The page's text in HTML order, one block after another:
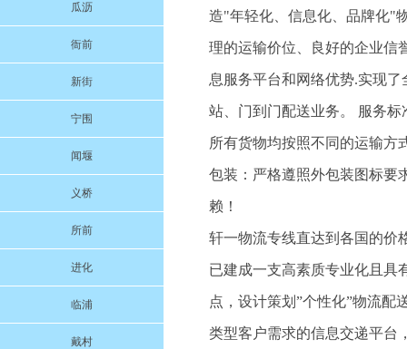
瓜沥
衙前
新街
宁围
闻堰
义桥
所前
进化
临浦
戴村
造"年轻化、信息化、品牌化"
理的运输价位、良好的企业信
息服务平台和网络优势.实现
站、门到门配送业务。 服务
所有货物均按照不同的运输方
包装：严格遵照外包装图标要
赖！
轩一物流专线直达到各国的价
已建成一支高素质专业化且具
点，设计策划”个性化”物流配
类型客户需求的信息交递平台